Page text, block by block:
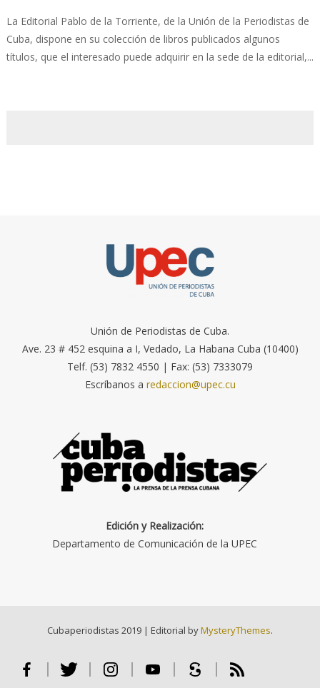
La Editorial Pablo de la Torriente, de la Unión de la Periodistas de
Cuba, dispone en su colección de libros publicados algunos
títulos, que el interesado puede adquirir en la sede de la editorial,...
Unión de Periodistas de Cuba.
Ave. 23 # 452 esquina a I, Vedado, La Habana Cuba (10400)
Telf. (53) 7832 4550 | Fax: (53) 7333079
Escríbanos a redaccion@upec.cu
Edición y Realización:
Departamento de Comunicación de la UPEC
Cubaperiodistas 2019 | Editorial byMysteryThemes.
Facebook Twitter Instagram Youtube Scribd RSS